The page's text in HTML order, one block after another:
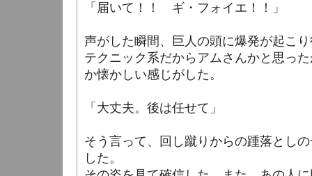
「届いて！！ ギ・フォイエ！！」
声がした瞬間、巨人の頭に爆発が起こ
テクニック系だからアムさんかと思っ
か懐かしい感じがした。
「大丈夫。後は任せて」
そう言って、回し蹴りからの踵落とし
した。